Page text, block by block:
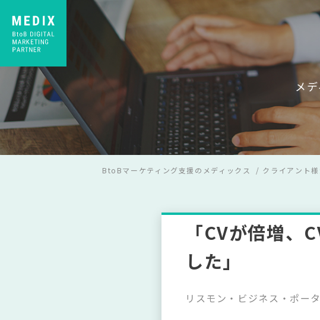
メ
BtoBマーケティング支援のメディックス クライアント
「CVが倍増
した」
リスモン・ビジネス・ポー